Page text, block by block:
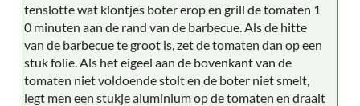
tenslotte wat klontjes boter erop en grill de tomaten 1
0 minuten aan de rand van de barbecue. Als de hitte
van de barbecue te groot is, zet de tomaten dan op een
stuk folie. Als het eigeel aan de bovenkant van de
tomaten niet voldoende stolt en de boter niet smelt,
legt men een stukje aluminium op de tomaten en draait